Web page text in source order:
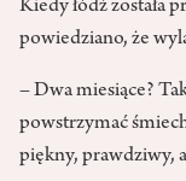
Kiedy łódź została
powiedziano, że
– Dwa miesiące?
powstrzymać
piękny, prawdziwy,